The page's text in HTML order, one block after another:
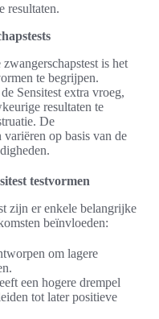
resultaten.
is het
te begrijpen.
Sensitest extra vroeg,
resultaten te
De
op basis van de
testvormen
zijn er enkele belangrijke
beïnvloeden:
om lagere
een hogere drempel
tot later positieve